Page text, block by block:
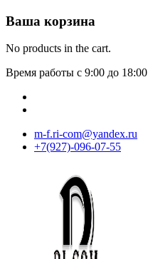
Ваша корзина
No products in the cart.
Время работы с 9:00 до 18:00
m-f.ri-com@yandex.ru
+7(927)-096-07-55